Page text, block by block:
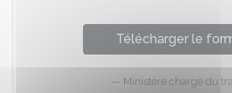
Télécharger le
Ministère chargé du